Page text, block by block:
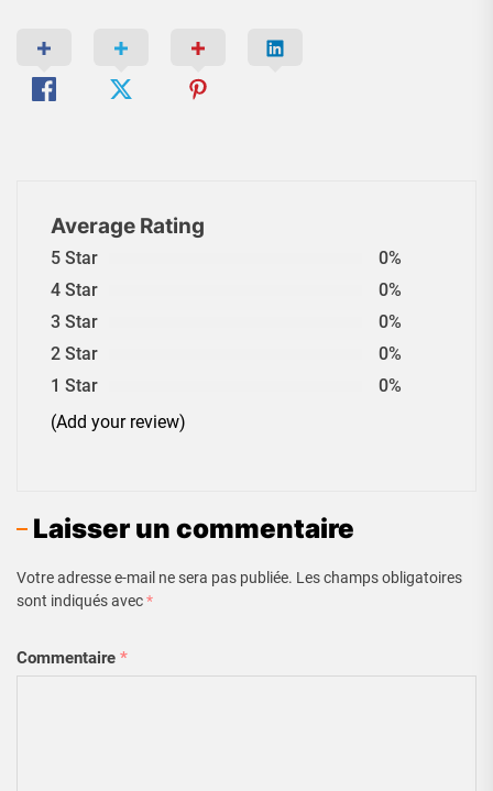
Average Rating
5 Star
0%
4 Star
0%
3 Star
0%
2 Star
0%
1 Star
0%
(Add your review)
Laisser un commentaire
Votre adresse e-mail ne sera pas publiée. Les champs obligatoires
sont indiqués avec*
Commentaire *